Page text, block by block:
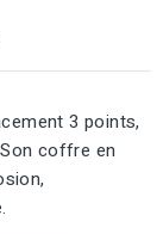
3 points,
coffre en